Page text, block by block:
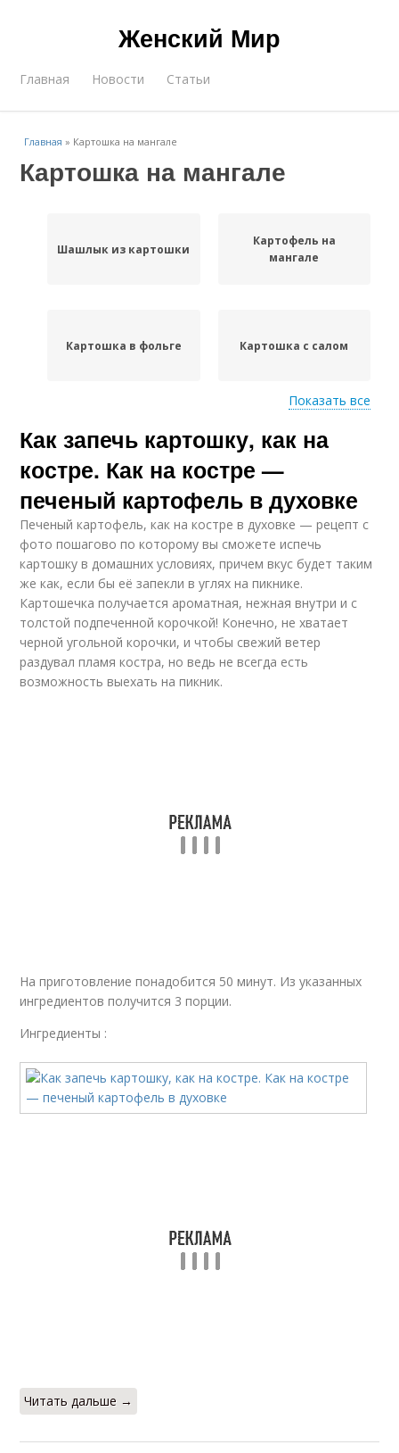
Женский Мир
Главная Новости Статьи
Главная » Картошка на мангале
Картошка на мангале
Шашлык из картошки
Картофель на
мангале
Картошка в фольге Картошка с салом
Картошки с салом Картошка с сыром
Картошка с грибами Запеченная картошка
Показать все
Как запечь картошку, как на
костре. Как на костре —
печеный картофель в духовке
Печеный картофель, как на костре в духовке — рецепт с
фото пошагово по которому вы сможете испечь
картошку в домашних условиях, причем вкус будет таким
же как, если бы её запекли в углях на пикнике.
Картошечка получается ароматная, нежная внутри и с
толстой подпеченной корочкой! Конечно, не хватает
черной угольной корочки, и чтобы свежий ветер
раздувал пламя костра, но ведь не всегда есть
возможность выехать на пикник.
На приготовление понадобится 50 минут. Из указанных
ингредиентов получится 3 порции.
Ингредиенты :
Читать дальше →